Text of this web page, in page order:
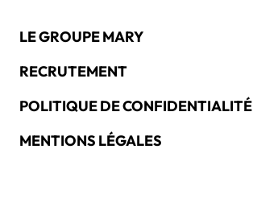
LE GROUPE MARY
RECRUTEMENT
POLITIQUE DE CONFIDENTIALITÉ
MENTIONS LÉGALES